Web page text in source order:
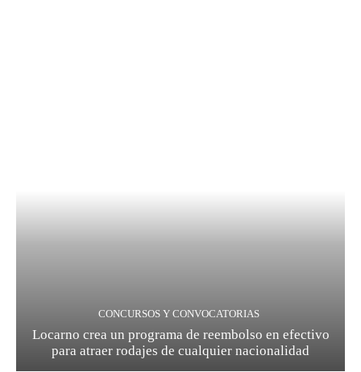
CONCURSOS Y CONVOCATORIAS
Locarno crea un programa de reembolso en efectivo
para atraer rodajes de cualquier nacionalidad